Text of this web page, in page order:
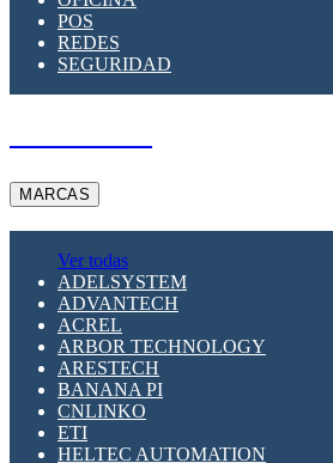
POS
REDES
SEGURIDAD
MARCAS
Ver todas
ADELSYSTEM
ADVANTECH
ACREL
ARBOR TECHNOLOGY
ARESTECH
BANANA PI
CNLINKO
ETI
HELTEC AUTOMATION